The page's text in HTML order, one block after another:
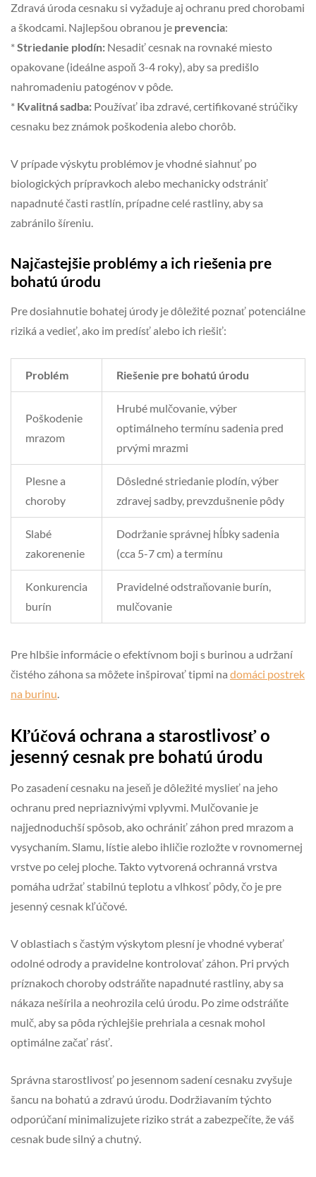
Zdravá úroda cesnaku si vyžaduje aj ochranu pred chorobami
a škodcami. Najlepšou obranou je prevencia:
*Striedanie plodín: Nesadiť cesnak na rovnaké miesto
opakovane (ideálne aspoň 3-4 roky), aby sa predišlo
nahromadeniu patogénov v pôde.
* Kvalitná sadba: Používať iba zdravé, certifikované strúčiky
cesnaku bez známok poškodenia alebo chorôb.
V prípade výskytu problémov je vhodné siahnuť po
biologických prípravkoch alebo mechanicky odstrániť
napadnuté časti rastlín, prípadne celé rastliny, aby sa
zabránilo šíreniu.
Najčastejšie problémy a ich riešenia pre
bohatú úrodu
Pre dosiahnutie bohatej úrody je dôležité poznať potenciálne
riziká a vedieť, ako im predísť alebo ich riešiť:
Problém Riešenie pre bohatú úrodu
Poškodenie
mrazom
Hrubé mulčovanie, výber
optimálneho termínu sadenia pred
prvými mrazmi
Plesne a
choroby
Dôsledné striedanie plodín, výber
zdravej sadby, prevzdušnenie pôdy
Slabé
zakorenenie
Dodržanie správnej hĺbky sadenia
(cca 5-7 cm) a termínu
Konkurencia
burín
Pravidelné odstraňovanie burín,
mulčovanie
Pre hlbšie informácie o efektívnom boji s burinou a udržaní
čistého záhona sa môžete inšpirovať tipmi na domáci postrek
na burinu.
Kľúčová ochrana a starostlivosť o
jesenný cesnak pre bohatú úrodu
Po zasadení cesnaku na jeseň je dôležité myslieť na jeho
ochranu pred nepriaznivými vplyvmi. Mulčovanie je
najjednoduchší spôsob, ako ochrániť záhon pred mrazom a
vysychaním. Slamu, lístie alebo ihličie rozložte v rovnomernej
vrstve po celej ploche. Takto vytvorená ochranná vrstva
pomáha udržať stabilnú teplotu a vlhkosť pôdy, čo je pre
jesenný cesnak kľúčové.
V oblastiach s častým výskytom plesní je vhodné vyberať
odolné odrody a pravidelne kontrolovať záhon. Pri prvých
príznakoch choroby odstráňte napadnuté rastliny, aby sa
nákaza nešírila a neohrozila celú úrodu. Po zime odstráňte
mulč, aby sa pôda rýchlejšie prehriala a cesnak mohol
optimálne začať rásť.
Správna starostlivosť po jesennom sadení cesnaku zvyšuje
šancu na bohatú a zdravú úrodu. Dodržiavaním týchto
odporúčaní minimalizujete riziko strát a zabezpečíte, že váš
cesnak bude silný a chutný.